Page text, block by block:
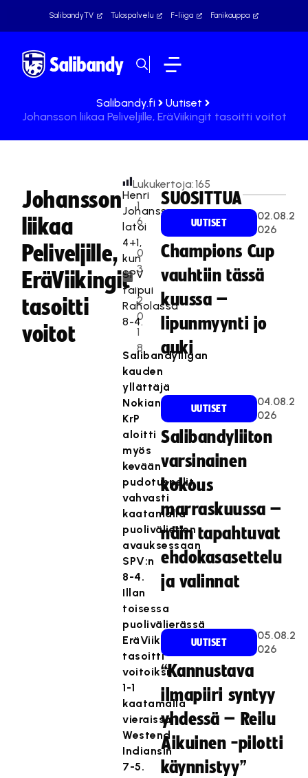
SalibandyTV Tulospalvelu F-liiga Fanikauppa
Salibandy.fi
Uutiset
Johansson liikaa Peliveljille, EräViikingit tasoitti voitot
Johansson
liikaa
Peliveljille,
EräViikingit
tasoitti
voitot
1
6
.
0
3
.
2
0
1
8
Lukukertoja:165
Henri
Johansson
latoi
4+1,
kun
SPV
taipui
Raholassa
8-4.
Salibandyliigan
kauden
yllättäjä
Nokian
KrP
aloitti
myös
kevään
pudotuspelit
vahvasti
kaatamalla
puolivälierien
avauksessaan
SPV:n
8-4.
Illan
toisessa
puolivälierässä
EräViikingit
tasoitti
voitoiksi
1-1
kaatamalla
vieraissa
Westend
Indiansin
7-5.
SUOSITTUA
UUTISET
02.08.2
026
Champions Cup
vauhtiin tässä
kuussa –
lipunmyynti jo
auki
UUTISET
04.08.2
026
Salibandyliiton
varsinainen
kokous
marraskuussa –
näin tapahtuvat
ehdokasasettelu
ja valinnat
UUTISET
05.08.2
026
“Kannustava
ilmapiiri syntyy
yhdessä – Reilu
Aikuinen -pilotti
käynnistyy”